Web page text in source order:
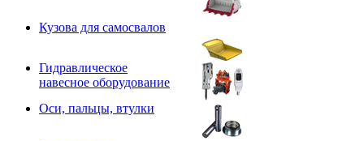
Кузова для самосвалов
Гидравлическое
навесное оборудование
Оси, пальцы, втулки